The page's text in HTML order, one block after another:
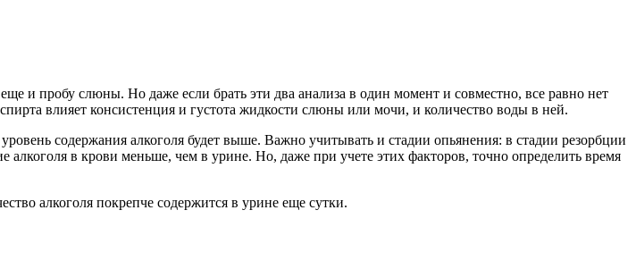
и пробу слюны. Но даже если брать эти два анализа в один момент и совместно, все равно нет
влияет консистенция и густота жидкости слюны или мочи, и количество воды в ней.
содержания алкоголя будет выше. Важно учитывать и стадии опьянения: в стадии резорбции
в крови меньше, чем в урине. Но, даже при учете этих факторов, точно определить время
алкоголя покрепче содержится в урине еще сутки.